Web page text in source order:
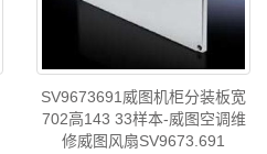
SV9673691威图机柜分装板宽
702高143 33样本-威图空调维
修威图风扇SV9673.691